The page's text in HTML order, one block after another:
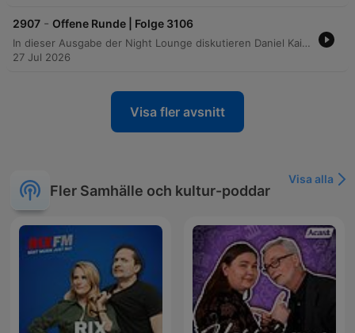
2907 - Offene Runde | Folge 3106
In dieser Ausgabe der Night Lounge diskutieren Daniel Kaiser und seine Gäste über die vielfältigen Herausforderungen unserer Gesellschaft. Die Themen reichen von der Unzufriedenheit mit dem aktuellen Fernsehprogramm und den Rundfunkgebühren bis hin zu den Schwierigkeiten im Einzelhandel und den Folgen von Schichtarbeit. Zudem werden kritische Fragen zur Medienqualität, den Gefahren von KI-generierten Deepfakes sowie die zunehmende politische Spannung und Sicherheitslage in Deutschland thematisiert. Die Runde debattiert engagiert über Themen wie Sonntagsöffnung, Nachbarschaftskonflikte und den Umgang mit Extremismus.
27 Jul 2026
Visa fler avsnitt
Fler Samhälle och kultur-poddar
Visa alla